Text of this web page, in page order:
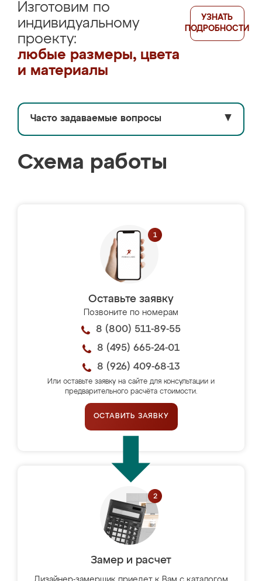
Изготовим по
индивидуальному
проекту:
любые размеры, цвета
и материалы
УЗНАТЬ
ПОДРОБНОСТИ
Часто задаваемые вопросы ▼
Схема работы
Оставьте заявку
Позвоните по номерам
8 (800) 511-89-55
8 (495) 665-24-01
8 (926) 409-68-13
Или оставьте заявку на сайте для консультации и
предварительного расчёта стоимости.
ОСТАВИТЬ ЗАЯВКУ
Замер и расчет